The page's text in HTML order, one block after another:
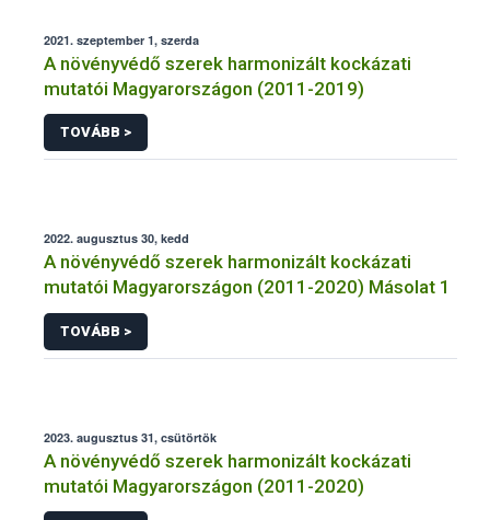
2021. szeptember 1, szerda
A növényvédő szerek harmonizált kockázati
mutatói Magyarországon (2011-2019)
TOVÁBB >
2022. augusztus 30, kedd
A növényvédő szerek harmonizált kockázati
mutatói Magyarországon (2011-2020) Másolat 1
TOVÁBB >
2023. augusztus 31, csütörtök
A növényvédő szerek harmonizált kockázati
mutatói Magyarországon (2011-2020)